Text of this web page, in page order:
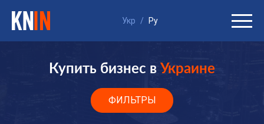
Укр / Ру
Купить бизнес в Украине
ФИЛЬТРЫ